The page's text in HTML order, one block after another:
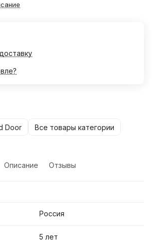
Door Все товары категории
Описание Отзывы
Россия
5 лет